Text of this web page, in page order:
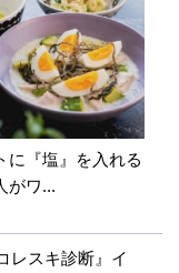
に『塩』を入れる
がワ...
レスキ診断』イ